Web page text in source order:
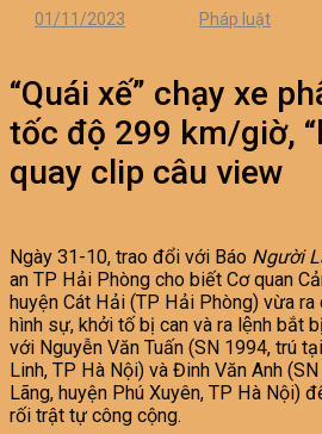
01/11/2023 Pháp luật
“Quái xế” chạy xe
tốc độ 299 km/giờ,
quay clip câu view
Ngày 31-10, trao đổi với Báo Người
an TP Hải Phòng cho biết Cơ quan
huyện Cát Hải (TP Hải Phòng) vừa
hình sự, khởi tố bị can và ra lệnh bắt
với Nguyễn Văn Tuấn (SN 1994, trú
Linh, TP Hà Nội) và Đinh Văn Anh
Lãng, huyện Phú Xuyên, TP Hà Nội)
rối trật tự công cộng.